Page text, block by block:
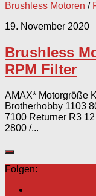
Brushless Motoren /
19. November 2020
Brushless
RPM Filter
AMAX* Motorgröße
Brotherhobby 1103
7100 Returner R3
2800 /...
Folgen: